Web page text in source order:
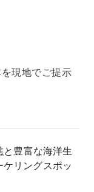
現地でご提示
と豊富な海洋生
リングスポッ